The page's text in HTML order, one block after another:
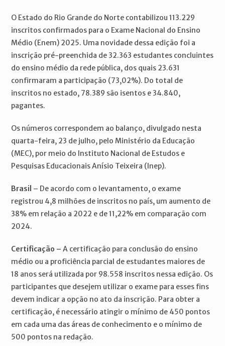
O Estado do Rio Grande do Norte contabilizou 113.229
inscritos confirmados para o Exame Nacional do Ensino
Médio (Enem) 2025. Uma novidade dessa edição foi a
inscrição pré-preenchida de 32.363 estudantes concluintes
do ensino médio da rede pública, dos quais 23.631
confirmaram a participação (73,02%). Do total de
inscritos no estado, 78.389 são isentos e 34.840,
pagantes.
Os números correspondem ao balanço, divulgado nesta
quarta-feira, 23 de julho, pelo Ministério da Educação
(MEC), por meio do Instituto Nacional de Estudos e
Pesquisas Educacionais Anísio Teixeira (Inep).
Brasil – De acordo com o levantamento, o exame
registrou 4,8 milhões de inscritos no país, um aumento de
38% em relação a 2022 e de 11,22% em comparação com
2024.
Certificação –A certificação para conclusão do ensino
médio ou a proficiência parcial de estudantes maiores de
18 anos será utilizada por 98.558 inscritos nessa edição. Os
participantes que desejem utilizar o exame para esses fins
devem indicar a opção no ato da inscrição. Para obter a
certificação, é necessário atingir o mínimo de 450 pontos
em cada uma das áreas de conhecimento e o mínimo de
500 pontos na redação.